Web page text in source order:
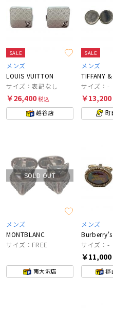
SALE
メンズ
LOUIS VUITTON
サイズ：表記なし
￥26,400税込
越谷店
SALE
メンズ
TIFFANY
サイズ：-
￥13,200
町
SOLD OUT
メンズ
MONTBLANC
サイズ：FREE
南大沢店
メンズ
Burberry's
サイズ：-
￥11,000
郡